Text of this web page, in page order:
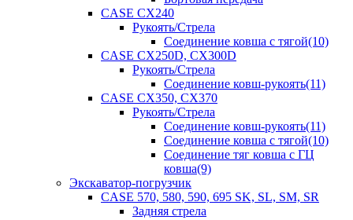
CASE CX240
Рукоять/Стрела
Соединение ковша с тягой(10)
CASE CX250D, CX300D
Рукоять/Стрела
Соединение ковш-рукоять(11)
CASE CX350, CX370
Рукоять/Стрела
Соединение ковш-рукоять(11)
Соединение ковша с тягой(10)
Соединение тяг ковша с ГЦ
ковша(9)
Экскаватор-погрузчик
CASE 570, 580, 590, 695 SK, SL, SM, SR
Задняя стрела